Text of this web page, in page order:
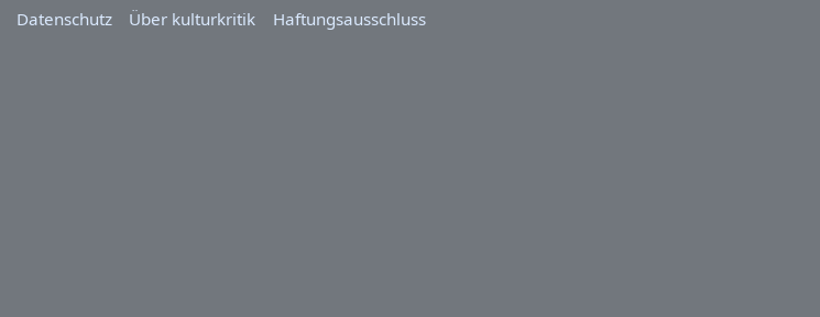
Datenschutz Über kulturkritik Haftungsausschluss